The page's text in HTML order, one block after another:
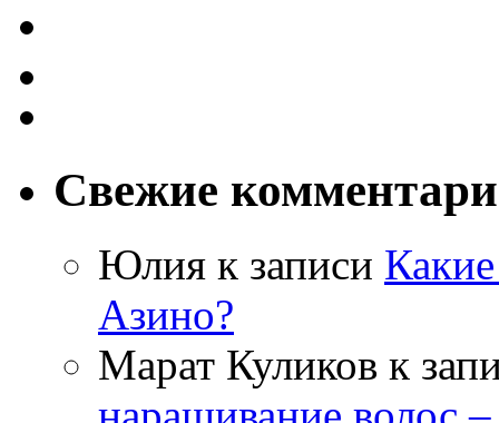
Свежие
Юлия к записи
Азино?
Марат Куликов к